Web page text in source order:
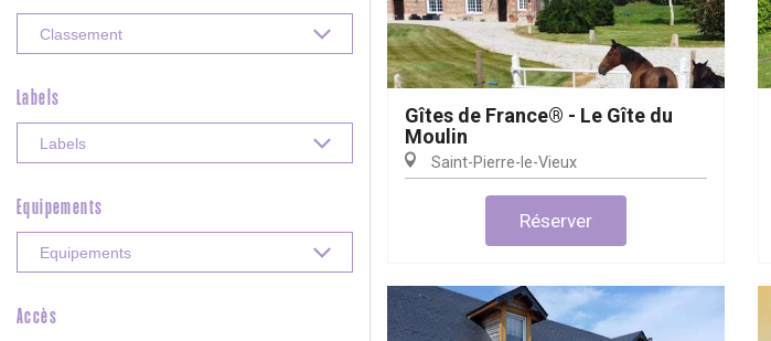
Labels
Equipements
Accès
Gîtes de France® - Le Gîte du
Moulin
Saint-Pierre-le-Vieux
Réserver